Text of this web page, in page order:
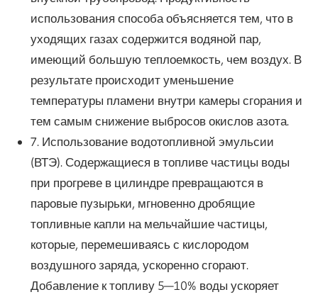
использования способа объясняется тем, что в
уходящих газах содержится водяной пар,
имеющий большую теплоемкость, чем воздух. В
результате происходит уменьшение
температуры пламени внутри камеры сгорания и
тем самым снижение выбросов окислов азота.
7. Использование водотопливной эмульсии
(ВТЭ). Содержащиеся в топливе частицы воды
при прогреве в цилиндре превращаются в
паровые пузырьки, мгновенно дробящие
топливные капли на мельчайшие частицы,
которые, перемешиваясь с кислородом
воздушного заряда, ускоренно сгорают.
Добавление к топливу 5—10% воды ускоряет